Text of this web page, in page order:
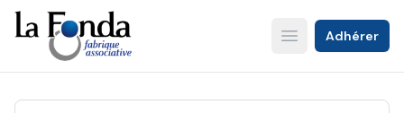
Aller
au
contenu
principal
Open main menu
Adhérer